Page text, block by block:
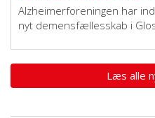
Alzheimerforeningen har
nyt demensfællesskab i
Læs alle